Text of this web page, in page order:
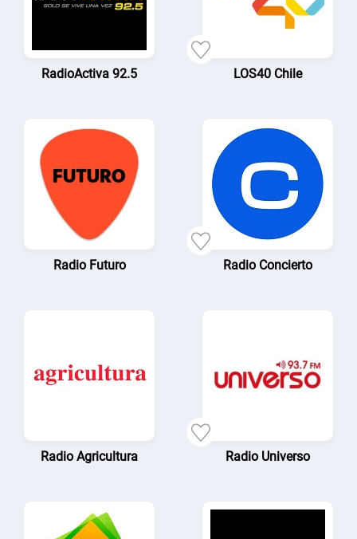
RadioActiva 92.5 LOS40 Chile
Radio Futuro Radio Concierto
Radio Agricultura Radio Universo